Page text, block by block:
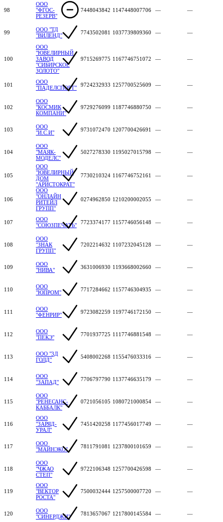
98
ООО
"ФГОС-
РЕЗЕРВ"
7448043842 1147448007706 — —
99
ООО "ТД
"ВИЛЕНД"
7743502081 1037739809360 — —
100
ООО
"ЮВЕЛИРНЫЙ
ЗАВОД
"СИБИРСКОЕ
ЗОЛОТО"
9715269775 1167746751072 — —
101
ООО
"ПАДЕЛСПОРТ"
9724232933 1257700525609 — —
102
ООО
"КОСМИК
КОМПАНИ"
9729276099 1187746880750 — —
103
ООО
"И.С.И"
9731072470 1207700426691 — —
104
ООО
"МАЯК-
МОДЕЛС"
5027278330 1195027015798 — —
105
ООО
"ЮВЕЛИРНЫЙ
ДОМ
"АРИСТОКРАТ"
7730210324 1167746752161 — —
106
ООО
"ОНЛАЙН
РИТЕЙЛ
ГРУПП"
0274962850 1210200002055 — —
107
ООО
"СОЮЗПЕЧАТЬ"
7723374177 1157746056148 — —
108
ООО
"ЗНАК
ГРУПП"
7202214632 1107232045128 — —
109
ООО
"НИВА"
3631006930 1193668002660 — —
110
ООО
"ЮПРОМ"
7717284662 1157746304935 — —
111
ООО
"ФЕНРИР"
9723082259 1197746172150 — —
112
ООО
"ПЕКЭ"
7701937725 1117746881548 — —
113
ООО "3Д
ГОЛД"
5408002268 1155476033316 — —
114
ООО
"ЗАПАД"
7706797790 1137746635179 — —
115
ООО
"РЕНЕСАНС-
КАББАЛК"
0721056105 1080721000854 — —
116
ООО
"ЗАРЯД-
УРАЛ"
7451420258 1177456017749 — —
117
ООО
"МАЙНЭКО"
7811791081 1237800101659 — —
118
ООО
"ЧЖАО
СТЕП"
9722106348 1257700426598 — —
119
ООО
"ВЕКТОР
РОСТА"
7500032444 1257500007720 — —
120
ООО
"СИНЕРДЖИ"
7813657067 1217800145584 — —